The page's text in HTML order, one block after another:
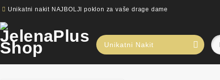
Unikatni nakit NAJBOLJI poklon za vaše drage dame
Unikatni Nakit